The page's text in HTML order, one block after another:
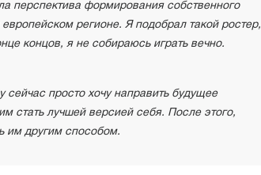
перспектива формирования собственного
регионе. Я подобрал такой ростер,
концов, я не собираюсь играть вечно.
просто хочу направить будущее
стать лучшей версией себя. После этого,
им другим способом.